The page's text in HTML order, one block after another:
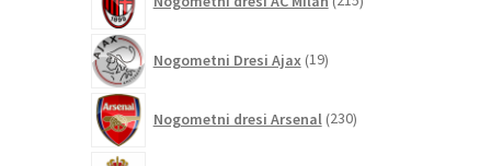
izdelkov
Nogometni Dresi Ajax 19izdelkov
Nogometni dresi Arsenal 230izdelkov